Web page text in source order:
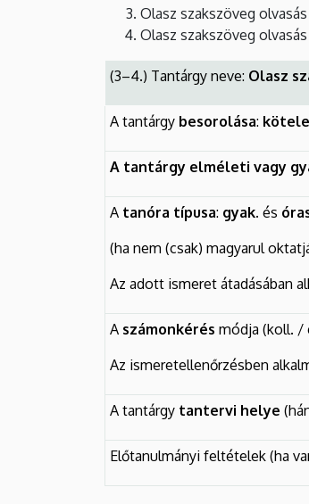
Olasz szakszöveg olvasás
Olasz szakszöveg
(3–4.) Tantárgy neve: Olasz
A tantárgy besorolása:
A tantárgy elméleti vagy
A tanóra típusa: gyak. és
(ha nem (csak) magyarul
Az adott ismeret átadásában
A számonkérés módja (koll. /
Az ismeretellenőrzésben
A tantárgy tantervi helye
Előtanulmányi feltételek (ha